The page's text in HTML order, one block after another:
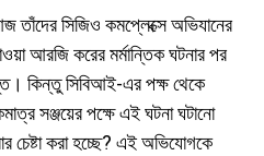
তাঁদের সিজিও কমপ্লেক্সে অভিযানের
আরজি করের মর্মান্তিক ঘটনার পর
কিন্তু সিবিআই-এর পক্ষ থেকে
সঞ্জয়ের পক্ষে এই ঘটনা ঘটানো
চেষ্টা করা হচ্ছে? এই অভিযোগকে